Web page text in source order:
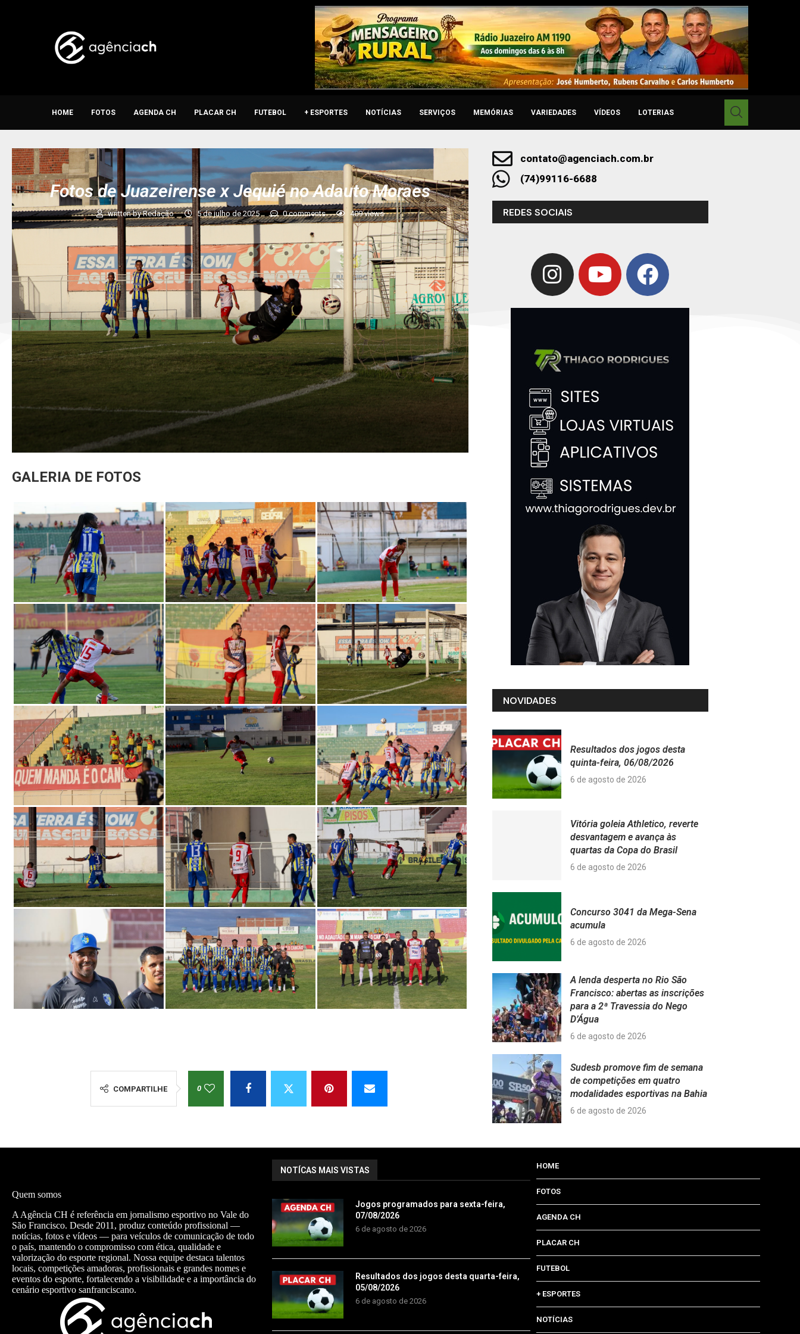
HOME FOTOS AGENDA CH PLACAR CH FUTEBOL + ESPORTES NOTÍCIAS SERVIÇOS MEMÓRIAS VARIEDADES VÍDEOS LOTERIAS
Fotos de Juazeirense x Jequié no Adauto Moraes
written byRedação 5 de julho de 2025 0 comments 409views
GALERIA DE FOTOS
COMPARTILHE 0
contato@agenciach.com.br
(74)99116-6688
REDES SOCIAIS
NOVIDADES
Resultados dos jogos desta
quinta-feira, 06/08/2026
6 de agosto de 2026
Vitória goleia Athletico, reverte
desvantagem e avança às
quartas da Copa do Brasil
6 de agosto de 2026
Concurso 3041 da Mega-Sena
acumula
6 de agosto de 2026
A lenda desperta no Rio São
Francisco: abertas as inscrições
para a 2ª Travessia do Nego
D’Água
6 de agosto de 2026
Sudesb promove fim de semana
de competições em quatro
modalidades esportivas na Bahia
6 de agosto de 2026
Quem somos
A Agência CH é referência em jornalismo esportivo no Vale do
São Francisco. Desde 2011, produz conteúdo profissional —
notícias, fotos e vídeos — para veículos de comunicação de todo
o país, mantendo o compromisso com ética, qualidade e
valorização do esporte regional. Nossa equipe destaca talentos
locais, competições amadoras, profissionais e grandes nomes e
eventos do esporte, fortalecendo a visibilidade e a importância do
cenário esportivo sanfranciscano.
NOTÍCAS MAIS VISTAS
Jogos programados para sexta-feira,
07/08/2026
6 de agosto de 2026
Resultados dos jogos desta quarta-feira,
05/08/2026
6 de agosto de 2026
HOME
FOTOS
AGENDA CH
PLACAR CH
FUTEBOL
+ ESPORTES
NOTÍCIAS